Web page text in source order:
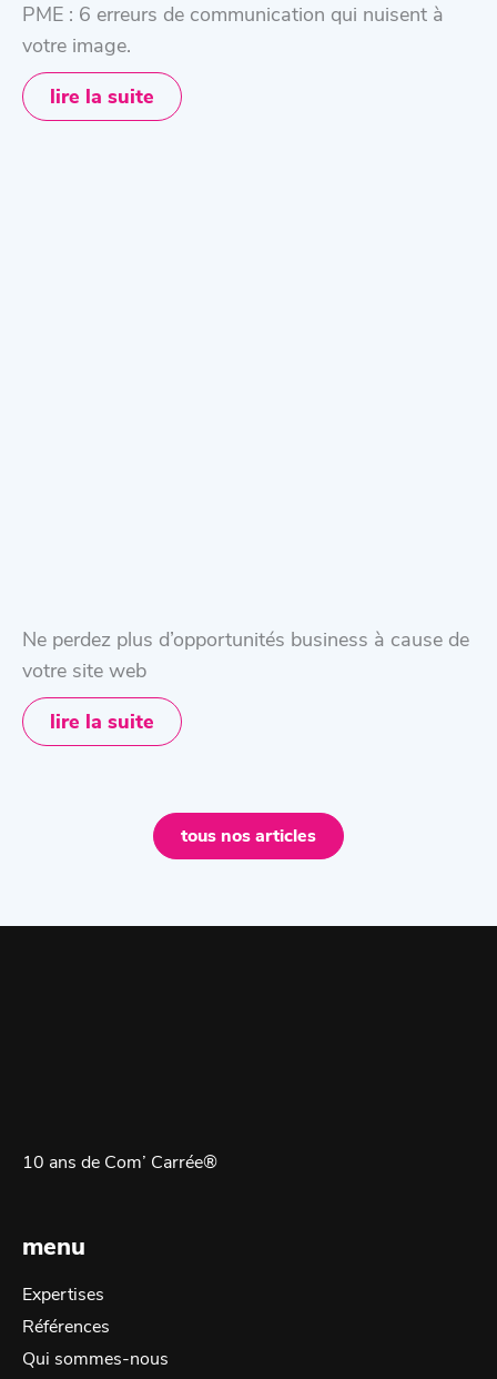
PME : 6 erreurs de communication qui nuisent à
votre image.
lire la suite
Ne perdez plus d’opportunités business à cause de
votre site web
lire la suite
tous nos articles
10 ans de Com’ Carrée®
menu
Expertises
Références
Qui sommes-nous